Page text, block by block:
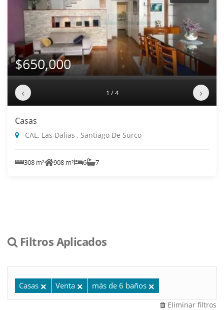
$650,000
‹ 1 / 4 ›
Casas
CAL. Las Dalias , Santiago De Surco
308 m² 908 m² 6 7
Filtros Aplicados
Casas Venta más de 6 baños
Eliminar filtros